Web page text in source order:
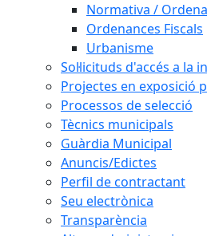
Normativa /
Ordenances Fiscals
Urbanisme
Sol·licituds d'accés a la
Projectes en exposició
Processos de selecció
Tècnics municipals
Guàrdia Municipal
Anuncis/Edictes
Perfil de contractant
Seu electrònica
Transparència